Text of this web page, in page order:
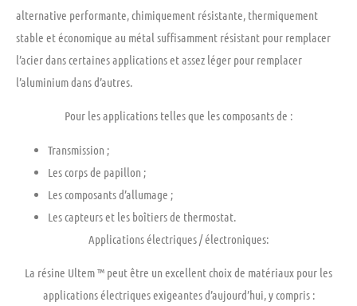
alternative performante,chimiquement résistante, thermiquement
stable etéconomique au métal suffisamment résistant pour remplacer
l’acier dans certaines applications et assez léger pour remplacer
l’aluminium dans d’autres.
Pour les applications telles que les composants de :
Transmission ;
Les corps de papillon ;
Les composants d’allumage ;
Les capteurs et les boîtiers de thermostat.
Applications électriques / électroniques:
La résine Ultem ™ peut être un excellent choix de matériaux pour les
applications électriques exigeantes d’aujourd’hui, y compris :